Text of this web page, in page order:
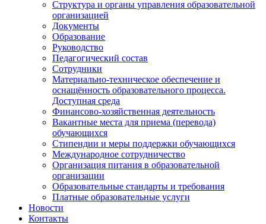
Структура и органы управления образовательной
организацией
Документы
Образование
Руководство
Педагогический состав
Сотрудники
Материально-техническое обеспечение и
оснащённость образовательного процесса.
Доступная среда
Финансово-хозяйственная деятельность
Вакантные места для приема (перевода)
обучающихся
Стипендии и меры поддержки обучающихся
Международное сотрудничество
Организация питания в образовательной
организации
Образовательные стандарты и требования
Платные образовательные услуги
Новости
Контакты